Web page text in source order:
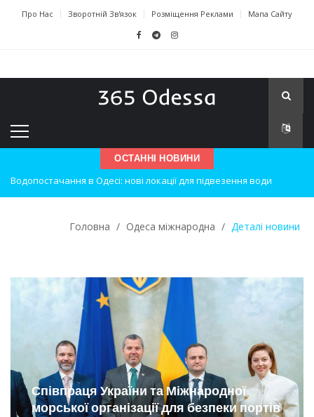
Про Нас Зворотній Зв'язок Розміщення Реклами Мапа Сайту
ОСТАННІ НОВИНИ
Водопостачання в Одесі: нові локації для підвезення води
Нічна атака на Одесу: наслідки вибухів
Новини з Зимової школи інсульту в Швейцарії
Інтеграція ветеранів в українське суспільство
Нічна атака на Одесу: наслідки обстрілу
Енергетична підтримка для Одеси
Головна / Одеса міжнародна / Деталі новини
Співпраця України та Міжнародної
морської організації для безпеки портів